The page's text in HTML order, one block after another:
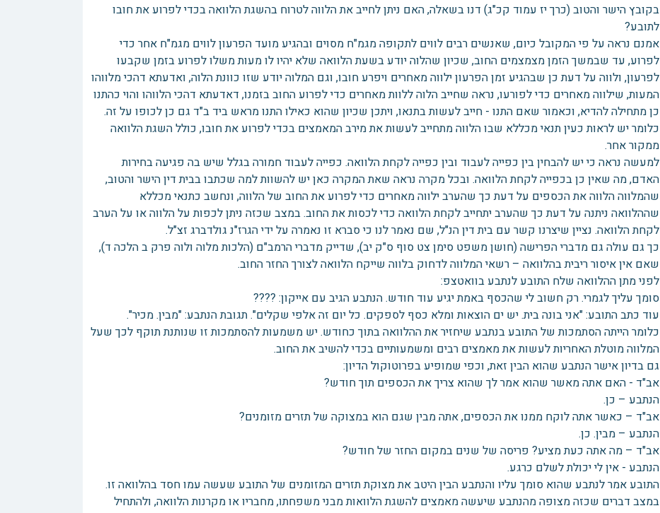
בקובץ הישר והטוב (כרך יז עמוד קכ"ג) דנו בשאלה, האם ניתן לחייב את הלווה לטרוח בהשגת הלוואה בכדי לפרוע את חובו
לתובע?
אמנם נראה על פי המקובל כיום, שאנשים רבים לווים לתקופה מגמ"ח מסוים ובהגיע מועד הפרעון לווים מגמ"ח אחר כדי
לפרוע, עד שבמשך הזמן מצמצמים החוב, שכיון שהלוה יודע בשעת הלוואה שלא יהיו לו מעות משלו לפרוע בזמן שקבעו
לפרעון, ולווה על דעת כן שבהגיע זמן הפרעון ילווה מאחרים ויפרע חובו, וגם המלוה יודע שזו כוונת הלוה, ואדעתא דהכי מלווהו
המעות, שילווה מאחרים כדי לפורעו, נראה שחייב הלוה ללוות מאחרים כדי לפרוע החוב בזמנו, דאדעתא דהכי הלווהו והוי כהתנו
כן מתחילה להדיא, וכאמור שאם התנו - חייב לעשות בתנאו, ויתכן שכיון שהוא כאילו התנו מראש ביד ב"ד גם כן לכופו על זה.
כלומר יש לראות כעין תנאי מכללא שבו הלווה מתחייב לעשות את מירב המאמצים בכדי לפרוע את חובו, כולל השגת הלוואה
ממקור אחר.
למעשה נראה כי יש להבחין בין כפייה לעבוד ובין כפייה לקחת הלוואה. כפייה לעבוד חמורה בגלל שיש בה פגיעה בחירות
האדם, מה שאין כן בכפייה לקחת הלוואה. ובכל מקרה נראה שאת המקרה כאן יש להשוות למה שכתבו בבית דין הישר והטוב,
שהמלווה הלווה את הכספים על דעת כך שהערב ילווה מאחרים כדי לפרוע את החוב של הלווה, ונחשב כתנאי מכללא
שההלוואה ניתנה על דעת כך שהערב יתחייב לקחת הלוואה כדי לכסות את החוב. במצב שכזה ניתן לכפות על הלווה או על הערב
לקחת הלוואה. נציין שיצרנו קשר עם בית דין הנ"ל, שם נאמר לנו כי סברא זו נאמרה על ידי הגרז"נ גולדברג זצ"ל.
כך גם עולה גם מדברי הפרישה (חושן משפט סימן צט סוף ס"ק יב), שדייק מדברי הרמב"ם (הלכות מלוה ולוה פרק ב הלכה ד),
שאם אין איסור ריבית בהלוואה – רשאי המלווה לדחוק בלווה שייקח הלוואה לצורך החזר החוב.
לפני מתן ההלוואה שלח התובע לנתבע בוואטצפ:
סומך עליך לגמרי. רק חשוב לי שהכסף באמת יגיע עוד חודש. הנתבע הגיב עם אייקון: ????
עוד כתב התובע: "אני בונה בית. יש ים הוצאות ומלא כסף לספקים. כל יום זה אלפי שקלים". תגובת הנתבע: "מבין. מכיר".
כלומר הייתה הסתמכות של התובע בנתבע שיחזיר את ההלוואה בתוך כחודש. יש משמעות להסתמכות זו שנותנת תוקף לכך שעל
המלווה מוטלת האחריות לעשות את מאמצים רבים ומשמעותיים בכדי להשיב את החוב.
גם בדיון אישר הנתבע שהוא הבין זאת, וכפי שמופיע בפרוטוקול הדיון:
אב"ד - האם אתה מאשר שהוא אמר לך שהוא צריך את הכספים תוך חודש?
הנתבע – כן.
אב"ד – כאשר אתה לוקח ממנו את הכספים, אתה מבין שגם הוא במצוקה של תזרים מזומנים?
הנתבע – מבין. כן.
אב"ד – מה אתה כעת מציע? פריסה של שנים במקום החזר של חודש?
הנתבע - אין לי יכולת לשלם כרגע.
התובע אמר לנתבע שהוא סומך עליו והנתבע הבין היטב את מצוקת תזרים המזומנים של התובע שעשה עמו חסד בהלוואה זו.
במצב דברים שכזה מצופה מהנתבע שיעשה מאמצים להשגת הלוואות מבני משפחתו, מחבריו או מקרנות הלוואה, ולהתחיל